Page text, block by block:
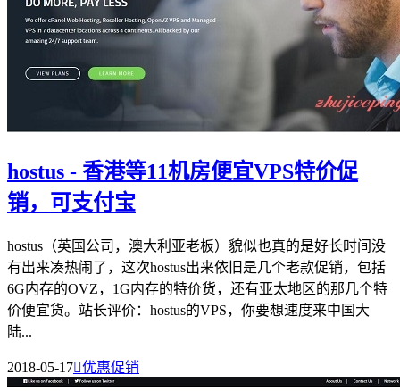
hostus - 香港等11机房便宜VPS特价促
销，可支付宝
hostus（英国公司，澳大利亚老板）貌似也真的是好长时间没
有出来凑热闹了，这次hostus出来依旧是几个老款促销，包括
6G内存的OVZ，1G内存的特价货，还有亚太地区的那几个特
价便宜货。站长评价：hostus的VPS，你要想速度来中国大
陆...
2018-05-17优惠促销